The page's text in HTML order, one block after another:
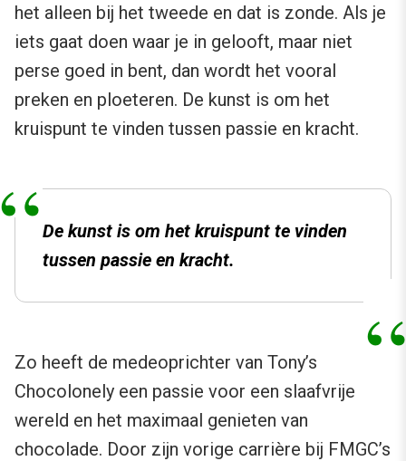
het alleen bij het tweede en dat is zonde. Als je
iets gaat doen waar je in gelooft, maar niet
perse goed in bent, dan wordt het vooral
preken en ploeteren. De kunst is om het
kruispunt te vinden tussen passie en kracht.
De kunst is om het kruispunt te vinden
tussen passie en kracht.
Zo heeft de medeoprichter van Tony’s
Chocolonely een passie voor een slaafvrije
wereld en het maximaal genieten van
chocolade. Door zijn vorige carrière bij FMGC’s